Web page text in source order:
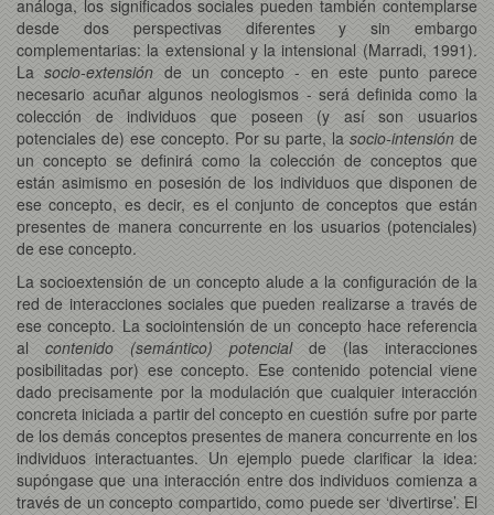
análoga, los significados sociales pueden también contemplarse
desde dos perspectivas diferentes y sin embargo
complementarias: la extensional y la intensional (Marradi, 1991).
Lasocio-extensión de un concepto - en este punto parece
necesario acuñar algunos neologismos - será definida como la
colección de individuos que poseen (y así son usuarios
potenciales de) ese concepto. Por su parte, lasocio-intensión de
un concepto se definirá como la colección de conceptos que
están asimismo en posesión de los individuos que disponen de
ese concepto, es decir, es el conjunto de conceptos que están
presentes de manera concurrente en los usuarios (potenciales)
de ese concepto.
La socioextensión de un concepto alude a la configuración de la
red de interacciones sociales que pueden realizarse a través de
ese concepto. La sociointensión de un concepto hace referencia
al contenido (semántico) potencialde (las interacciones
posibilitadas por) ese concepto. Ese contenido potencial viene
dado precisamente por la modulación que cualquier interacción
concreta iniciada a partir del concepto en cuestión sufre por parte
de los demás conceptos presentes de manera concurrente en los
individuos interactuantes. Un ejemplo puede clarificar la idea:
supóngase que una interacción entre dos individuos comienza a
través de un concepto compartido, como puede ser ‘divertirse’. El